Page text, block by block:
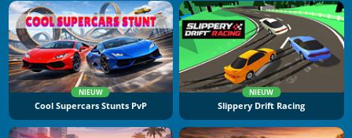
NIEUW
Cool Supercars Stunts PvP
NIEUW
Slippery Drift Racing